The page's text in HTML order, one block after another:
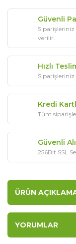
Güvenli
verilir.
Hızlı
Siparişleriniz
Kredi
Tüm
Güvenli
256Bit SSL
ÜRÜN
YORUMLAR